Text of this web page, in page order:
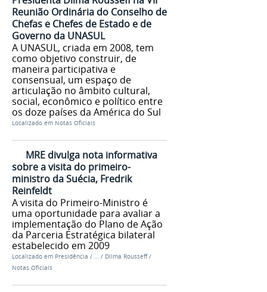
Reunião Ordinária do Conselho de
Chefas e Chefes de Estado e de
Governo da UNASUL
A UNASUL, criada em 2008, tem
como objetivo construir, de
maneira participativa e
consensual, um espaço de
articulação no âmbito cultural,
social, econômico e político entre
os doze países da América do Sul
Localizado em Notas Oficiais
MRE divulga nota informativa
sobre a visita do primeiro-
ministro da Suécia, Fredrik
Reinfeldt
A visita do Primeiro-Ministro é
uma oportunidade para avaliar a
implementação do Plano de Ação
da Parceria Estratégica bilateral
estabelecido em 2009
Localizado em Presidência / … / Dilma Rousseff /
Notas Oficiais